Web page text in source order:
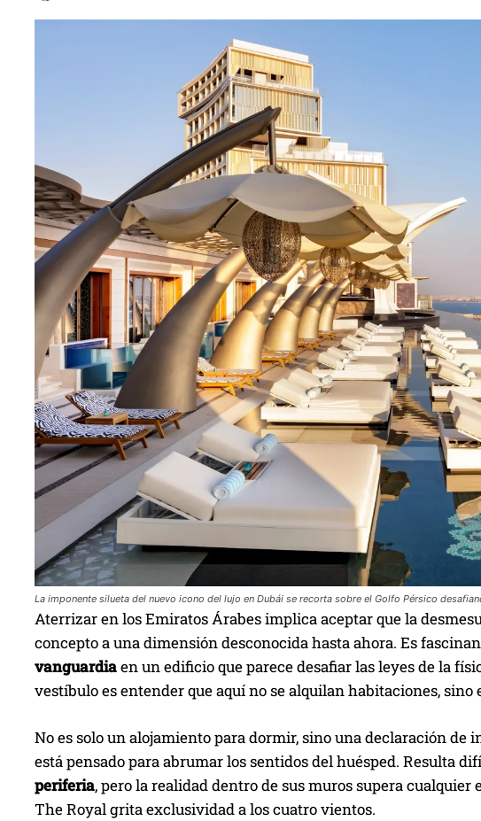
La imponente silueta del nuevo icono del lujo en Dubái se recorta sobre el Golfo Pérsico
Aterrizar en los Emiratos Árabes implica aceptar que la
concepto a una dimensión desconocida hasta ahora. Es
vanguardiaen un edificio que parece desafiar las leyes de la
vestíbulo es entender que aquí no se alquilan habitaciones, sino
No es solo un alojamiento para dormir, sino una declaración
está pensado para abrumar los sentidos del huésped. Resulta
periferia, pero la realidad dentro de sus muros supera
The Royal grita exclusividad a los cuatro vientos.